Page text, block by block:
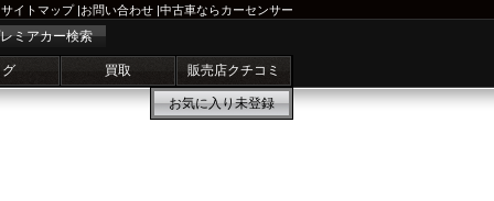
サイトマップ|お問い合わせ |中古車ならカーセンサー
ミアカー検索
買取 販売店クチコミ
お気に入り未登録